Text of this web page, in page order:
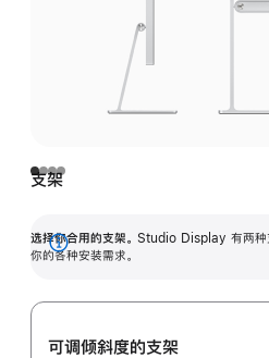
支架
选择你合用的支架。 Studio Display 有两种
你的各种安装需求。
展
可调倾斜度的支架